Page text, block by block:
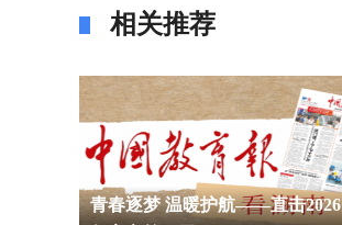
相关推荐
青春逐梦 温暖护航——直击2026